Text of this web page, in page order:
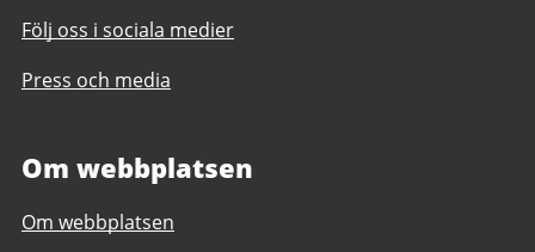
Följ oss i sociala medier
Press och media
Om webbplatsen
Om webbplatsen